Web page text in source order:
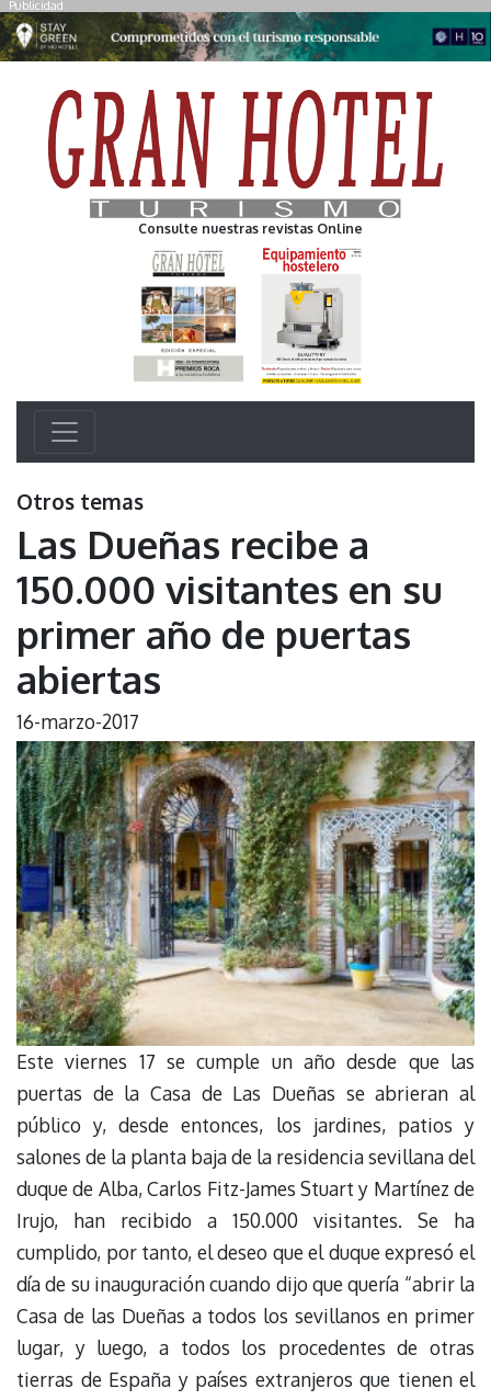
Publicidad
Consulte nuestras revistas Online
Otros temas
Las Dueñas recibe a
150.000 visitantes en su
primer año de puertas
abiertas
16-marzo-2017
Este viernes 17 se cumple un año desde que las
puertas de la Casa de Las Dueñas se abrieran al
público y, desde entonces, los jardines, patios y
salones de la planta baja de la residencia sevillana del
duque de Alba, Carlos Fitz-James Stuart y Martínez de
Irujo, han recibido a 150.000 visitantes. Se ha
cumplido, por tanto, el deseo que el duque expresó el
día de su inauguración cuando dijo que quería “abrir la
Casa de las Dueñas a todos los sevillanos en primer
lugar, y luego, a todos los procedentes de otras
tierras de España y países extranjeros que tienen el